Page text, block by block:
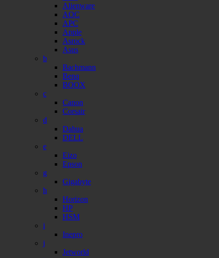
Alienware
AOC
APC
Apple
Asrock
Asus
b
Bachmann
Benq
BOOX
c
Canon
Corsair
d
Dahua
DELL
e
Eizo
Epson
g
Gigabyte
h
Horizon
HP
HSM
i
Inepro
j
Jetworld